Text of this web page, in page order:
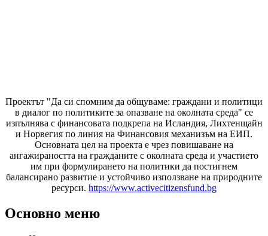
Проектът "Да си спомним да общуваме: граждани и политици
в диалог по политиките за опазване на околната среда" се
изпълнява с финансовата подкрепа на Исландия, Лихтенщайн
и Норвегия по линия на Финансовия механизъм на ЕИП.
Основната цел на проекта е чрез повишаване на
ангажираността на гражданите с околната среда и участието
им при формулирането на политики да постигнем
балансирано развитие и устойчиво използване на природните
ресурси. https://www.activecitizensfund.bg
Основно меню